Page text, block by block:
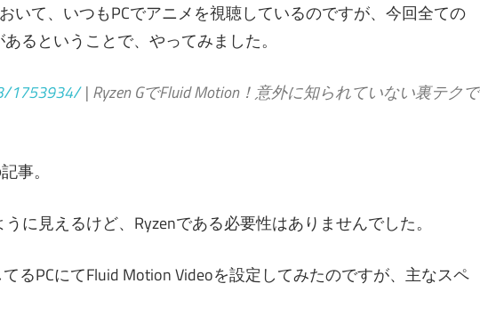
いて、いつもPCでアニメを視聴しているのですが、今回全ての
るということで、やってみました。
1753934/| Ryzen GでFluid Motion！意外に知られていない裏テクで
事。
に見えるけど、Ryzenである必要性はありませんでした。
るPCにてFluid Motion Videoを設定してみたのですが、主なスペ